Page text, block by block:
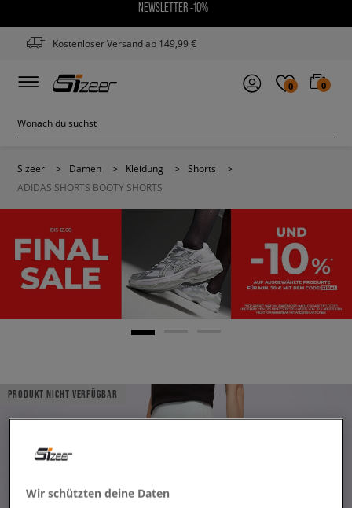
NEWSLETTER -10%
Kostenloser Versand ab 149,99 €
0 0
Sizeer > Damen > Kleidung > Shorts
>
ADIDAS SHORTS BOOTY SHORTS
PRODUKT NICHT VERFÜGBAR
Wir schützten deine Daten